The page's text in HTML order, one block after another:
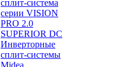
сплит-система
серии VISION
PRO 2.0
SUPERIOR DC
Инверторные
сплит-системы
Midea